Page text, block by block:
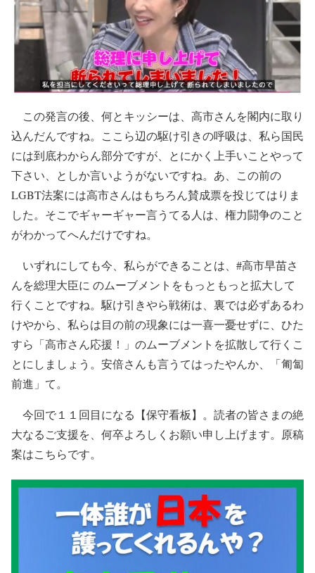
この発言の後、何とキッシーは、高市さんを閣内に取り
込んだんですね。ここら辺の駆け引きの呼吸は、私ら国民
には到底わからん部分ですが、とにかく上手いことやって
下さい、としか言いようがないですね。あ、この前の
LGBT法案には高市さんはもちろん賛成票を投じてはりま
した。そこでギャーギャー言うてる人は、権力闘争のこと
がわかってへんだけですね。
いずれにしても今、私らができることは、#高市早苗さ
んを総理大臣に のムーブメントをもっともっと拡大して
行くことですね。駆け引きやら戦術は、裏では必ずあるわ
けやから、私らは目の前の現象には一喜一憂せずに、ひた
すら「高市さん応援！」のムーブメントを拡散して行くこ
とにしましょう。安倍さんも言うてはったやんか、「匍匐
前進」て。
今回で１１回目になる【保守看板】。読者の皆さまの絶
大なるご支援を、何卒よろしくお願い申し上げます。原稿
案はこちらです。